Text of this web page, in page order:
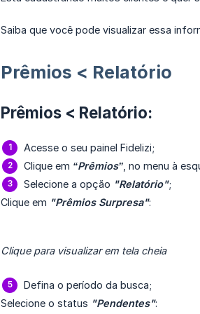
Saiba que você pode visualizar essa
Prêmios < Relatório
Prêmios < Relatório:
Acesse o seu painel Fidelizi;
Clique em “Prêmios” , no menu à
Selecione a opção "Relatório";
Clique em "Prêmios Surpresa":
Clique para visualizar em tela cheia
Defina o período da busca;
Selecione o status "Pendentes":